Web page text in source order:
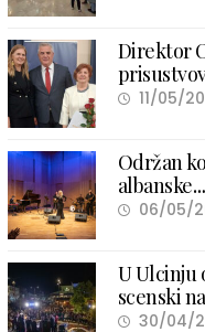
Direktor
povodom
11/05/
Održan
albanske
06/05/
U Ulcinju
scenski
„Sofra
30/04/